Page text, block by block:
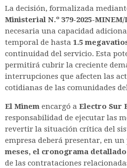
La decisión, formalizada
Ministerial N.º 379-2025-MINEM/
necesaria una capacidad
temporal de hasta 1.5
continuidad del servicio. Esta
permitirá cubrir la creciente
interrupciones que afecten las
cotidianas de las comunidades
El Minem encargó a Electro Sur
responsabilidad de ejecutar las
revertir la situación crítica del
empresa deberá presentar, en
meses, el cronograma detallado
de las contrataciones